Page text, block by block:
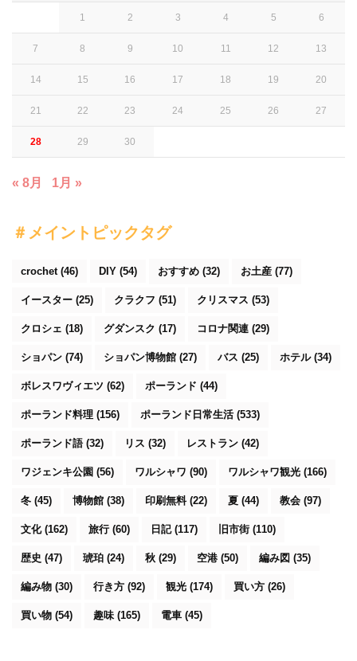
1 2 3 4 5 6
7 8 9 10 11 12 13
14 15 16 17 18 19 20
21 22 23 24 25 26 27
28 29 30
« 8月 1月 »
＃メイントピックタグ
crochet (46) DIY (54) おすすめ (32) お土産 (77)
イースター (25) クラクフ (51) クリスマス (53)
クロシェ (18) グダンスク (17) コロナ関連 (29)
ショパン (74) ショパン博物館 (27) バス (25) ホテル(34)
ボレスワヴィエツ (62) ポーランド (44)
ポーランド料理 (156) ポーランド日常生活(533)
ポーランド語(32) リス (32) レストラン (42)
ワジェンキ公園 (56) ワルシャワ (90) ワルシャワ観光 (166)
冬 (45) 博物館 (38) 印刷無料(22) 夏 (44) 教会 (97)
文化(162) 旅行 (60) 日記(117) 旧市街 (110)
歴史 (47) 琥珀 (24) 秋 (29) 空港 (50) 編み図 (35)
編み物 (30) 行き方 (92) 観光 (174) 買い方 (26)
買い物 (54) 趣味 (165) 電車 (45)